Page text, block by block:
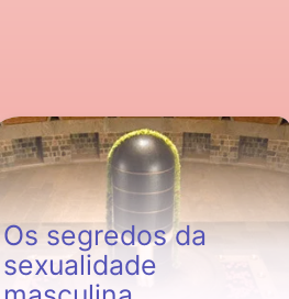
Os segredos da
sexualidade